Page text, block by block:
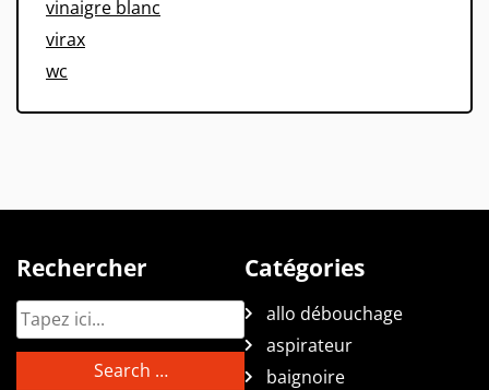
vinaigre blanc
virax
wc
Rechercher Catégories
allo débouchage
aspirateur
baignoire